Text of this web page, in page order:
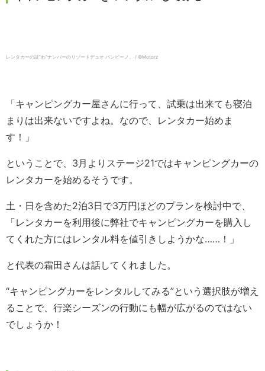
レンタカーの証”わ”ナンバーのリゾートデュオ バンビーノ。 / ©︎Motorz
「キャンピングカー屋さんに行って、試乗は出来ても寝泊
まりは出来ないですよね。なので、レンタカー始めま
す！」
ということで、3月よりステージ21ではキャンピングカーの
レンタカーを始めるそうです。
土・日を含めた2泊3日で3万円ほどのプランを検討中で、
「レンタカーを利用後に弊社でキャンピングカーを購入し
てくれた方にはレンタル料を値引きしようかな……！」
と代表の霜田さんは話してくれました。
“キャンピングカーをレンタルしてみる”という選択肢が増え
ることで、行楽シーズンの行動にも幅が広がるのではない
でしょうか！